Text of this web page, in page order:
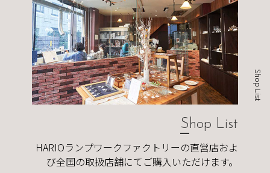
Shop List
Shop List
HARIOランプワークファクトリーの直営店およ
び全国の取扱店舗にてご購入いただけます。